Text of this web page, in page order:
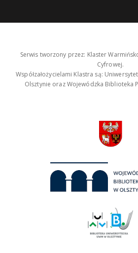
Serwis tworzony przez: Klaster
Cyfrowej.
Współzałożycielami Klastra są:
Olsztynie oraz Wojewódzka Biblioteka